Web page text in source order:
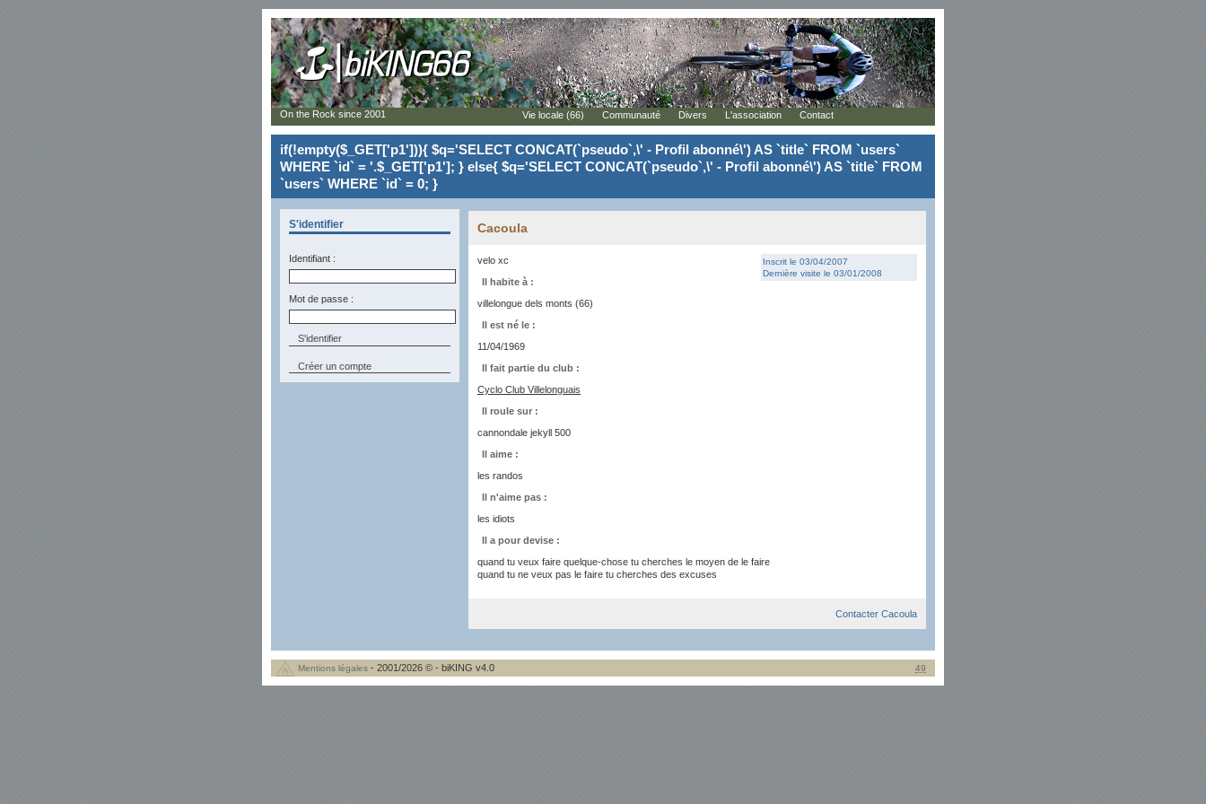
if(!empty($_GET['p1'])){ $q='SELECT CONCAT(`pseudo`,\' - Profil abonné\') AS `title` FROM `users`
WHERE `id` = '.$_GET['p1']; } else{ $q='SELECT CONCAT(`pseudo`,\' - Profil abonné\') AS `title` FROM
`users` WHERE `id` = 0; }
S'identifier
Identifiant :
Mot de passe :
Créer un compte
Cacoula
Inscrit le 03/04/2007
Dernière visite le 03/01/2008
velo xc
Il habite à :
villelongue dels monts (66)
Il est né le :
11/04/1969
Il fait partie du club :
Cyclo Club Villelonguais
Il roule sur :
cannondale jekyll 500
Il aime :
les randos
Il n'aime pas :
les idiots
Il a pour devise :
quand tu veux faire quelque-chose tu cherches le moyen de le faire
quand tu ne veux pas le faire tu cherches des excuses
Contacter Cacoula
On the Rock since 2001 Vie locale (66) Communauté Divers L'association Contact
Mentions légales - 2001/2026 © - biKING v4.0 49